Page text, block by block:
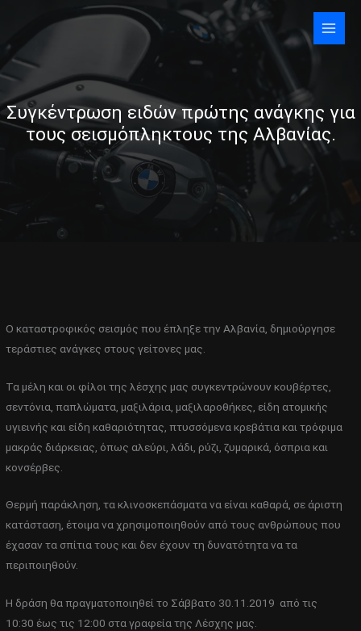
content
Συγκέντρωση ειδών πρώτης ανάγκης για
τους σεισμόπληκτους της Αλβανίας.
Ο καταστροφικός σεισμός που έπληξε την Αλβανία, δημιούργησε
τεράστιες ανάγκες στους γείτονες μας.
Τα μέλη και οι φίλοι της λέσχης μας συγκεντρώνουν κουβέρτες,
σεντόνια, παπλώματα, μαξιλάρια, μαξιλαροθήκες, είδη ατομικής
υγιεινής και είδη καθαριότητας, πτυσσόμενα κρεβάτια και τρόφιμα
μακράς διάρκειας, όπως αλεύρι, λάδι, ρύζι, ζυμαρικά, όσπρια και
κονσέρβες.
Θερμή παράκληση, τα κλινοσκεπάσματα να είναι καθαρά, σε άριστη
κατάσταση, έτοιμα να χρησιμοποιηθούν από τους ανθρώπους που
έχασαν τα σπίτια τους και δεν έχουν τη δυνατότητα να τα
περιποιηθούν.
Η δράση θα πραγματοποιηθεί το Σάββατο 30.11.2019 από τις
10:30 έως τις 12:00 στα γραφεία της Λέσχης μας.